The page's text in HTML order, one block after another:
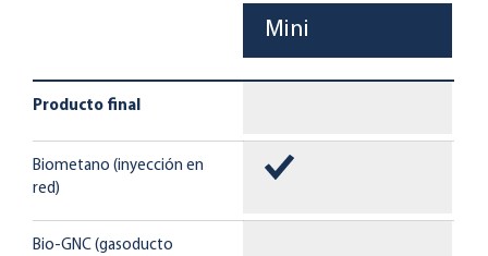
Producto final
Biometano (inyección en
red)
Bio-GNC (gasoducto
Mini